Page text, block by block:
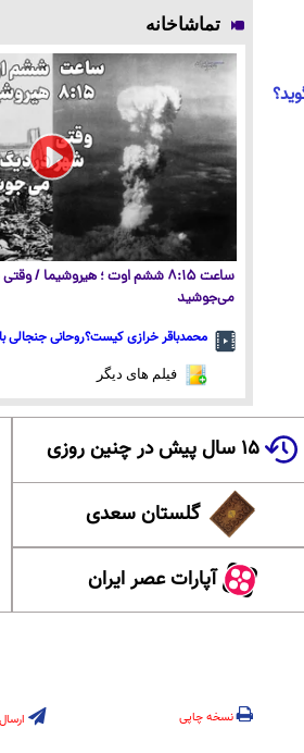
تماشاخانه
ساعت ۸:۱۵ ششم اوت ؛ هیروشیما /
می‌جوشید
محمدباقر خرازی کیست؟روحانی جنجالی
فیلم های دیگر
۱۵ سال پیش در چنین روزی
گلستان سعدی
آپارات عصر ایران
نسخه چاپی